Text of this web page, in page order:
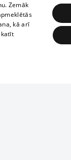
Portāla
SIA
Zemāk
kā arī